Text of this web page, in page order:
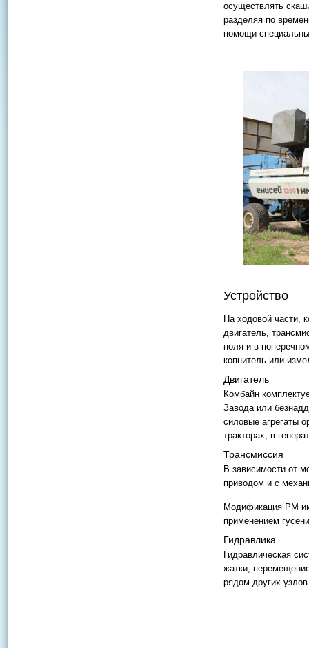
осуществлять
разделяя по
помощи
Устройство
На ходовой части,
двигатель,
поля и в
копнитель или
Двигатель
Комбайн
Завода или
силовые агрегаты
тракторах, в
Трансмиссия
В зависимости от
приводом и с
Модификация РМ
применением
Гидравлика
Гидравлическая
жатки,
рядом других